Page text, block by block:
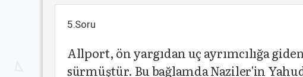
5.Soru
Allport, ön yargıdan uç ayrımcılığa
sürmüştür. Bu bağlamda Naziler'in